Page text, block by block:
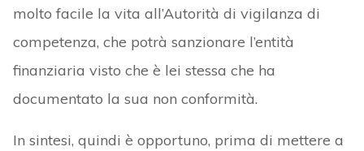
molto facile la vita all’Autorità di vigilanza di
competenza, che potrà sanzionare l’entità
finanziaria visto che è lei stessa che ha
documentato la sua non conformità.
In sintesi, quindi è opportuno, prima di mettere a